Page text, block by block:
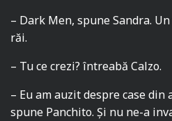
– Dark Men, spune Sandra.
răi.
– Tu ce crezi? întreabă Calzo.
– Eu am auzit despre case din
spune Panchito. Și nu ne-a